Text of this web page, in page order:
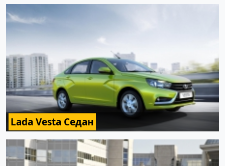
Lada Vesta Седан